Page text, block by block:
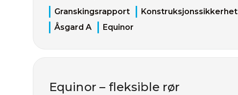
Granskingsrapport
Konstruksjonssikkerhet
Åsgard A
Equinor
Equinor – fleksible rør